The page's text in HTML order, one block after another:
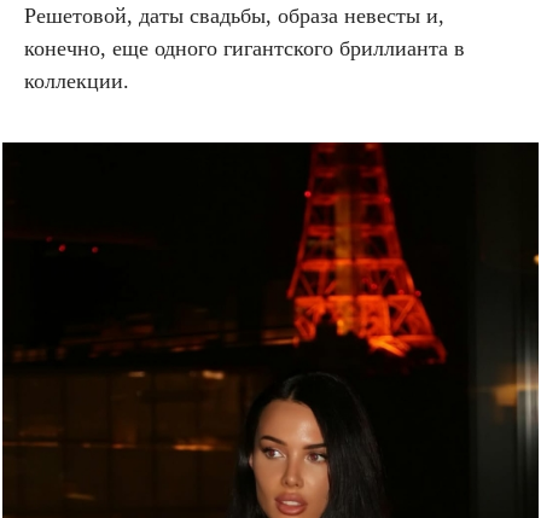
Решетовой, даты свадьбы, образа невесты и,
конечно, еще одного гигантского бриллианта в
коллекции.